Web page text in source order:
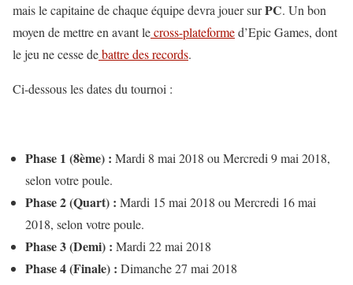
mais le capitaine de chaque équipe devra jouer surPC. Un bon
moyen de mettre en avant lecross-plateformed’Epic Games, dont
le jeu ne cesse debattre des records.
Ci-dessous les dates du tournoi :
Phase 1 (8ème) : Mardi 8 mai 2018 ou Mercredi 9 mai 2018,
selon votre poule.
Phase 2 (Quart) : Mardi 15 mai 2018 ou Mercredi 16 mai
2018, selon votre poule.
Phase 3 (Demi) : Mardi 22 mai 2018
Phase 4 (Finale) : Dimanche 27 mai 2018